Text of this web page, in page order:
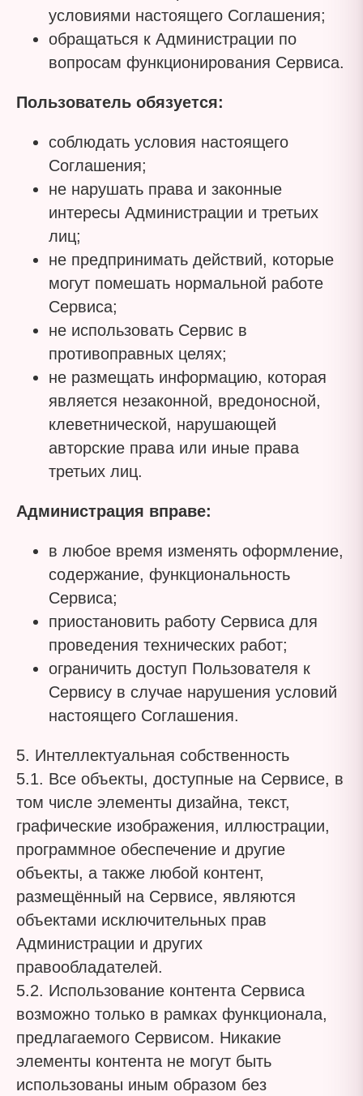
условиями настоящего Соглашения;
обращаться к Администрации по
вопросам функционирования Сервиса.
Пользователь обязуется:
соблюдать условия настоящего
Соглашения;
не нарушать права и законные
интересы Администрации и третьих
лиц;
не предпринимать действий, которые
могут помешать нормальной работе
Сервиса;
не использовать Сервис в
противоправных целях;
не размещать информацию, которая
является незаконной, вредоносной,
клеветнической, нарушающей
авторские права или иные права
третьих лиц.
Администрация вправе:
в любое время изменять оформление,
содержание, функциональность
Сервиса;
приостановить работу Сервиса для
проведения технических работ;
ограничить доступ Пользователя к
Сервису в случае нарушения условий
настоящего Соглашения.
5. Интеллектуальная собственность
5.1. Все объекты, доступные на Сервисе, в
том числе элементы дизайна, текст,
графические изображения, иллюстрации,
программное обеспечение и другие
объекты, а также любой контент,
размещённый на Сервисе, являются
объектами исключительных прав
Администрации и других
правообладателей.
5.2. Использование контента Сервиса
возможно только в рамках функционала,
предлагаемого Сервисом. Никакие
элементы контента не могут быть
использованы иным образом без